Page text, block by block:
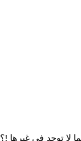
لا توجد في غيرها !؟